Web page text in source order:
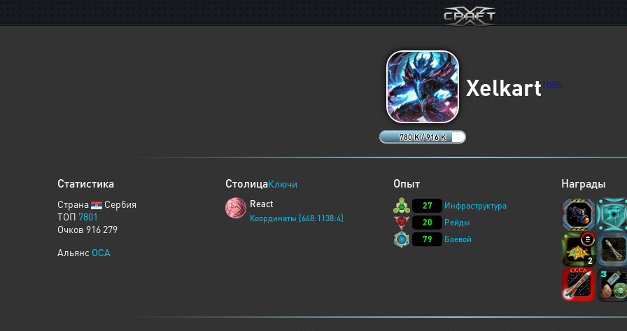
780 K / 916 K
XelkartTOSS
Статистика
Страна
Сербия
ТОП 7801
Очков 916 279
Альянс OCA
СтолицаКлючи
React
Координаты [648:1138:4]
Опыт
27
Инфраструктура
20
Рейды
79
Боевой
Награды
2